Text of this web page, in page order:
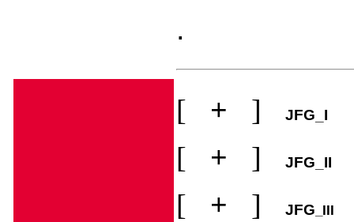
.
[ + ] JFG_I
[ + ] JFG_II
[ + ] JFG _III